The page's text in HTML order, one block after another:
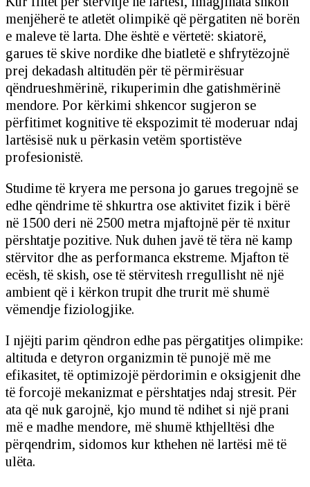
menjëherë te atletët olimpikë që përgatiten në borën
e maleve të larta. Dhe është e vërtetë: skiatorë,
garues të skive nordike dhe biatletë e shfrytëzojnë
prej dekadash altitudën për të përmirësuar
qëndrueshmërinë, rikuperimin dhe gatishmërinë
mendore. Por kërkimi shkencor sugjeron se
përfitimet kognitive të ekspozimit të moderuar ndaj
lartësisë nuk u përkasin vetëm sportistëve
profesionistë.
Studime të kryera me persona jo garues tregojnë se
edhe qëndrime të shkurtra ose aktivitet fizik i bërë
në 1500 deri në 2500 metra mjaftojnë për të nxitur
përshtatje pozitive. Nuk duhen javë të tëra në kamp
stërvitor dhe as performanca ekstreme. Mjafton të
ecësh, të skish, ose të stërvitesh rregullisht në një
ambient që i kërkon trupit dhe trurit më shumë
vëmendje fiziologjike.
I njëjti parim qëndron edhe pas përgatitjes olimpike:
altituda e detyron organizmin të punojë më me
efikasitet, të optimizojë përdorimin e oksigjenit dhe
të forcojë mekanizmat e përshtatjes ndaj stresit. Për
ata që nuk garojnë, kjo mund të ndihet si një prani
më e madhe mendore, më shumë kthjelltësi dhe
përqendrim, sidomos kur kthehen në lartësi më të
ulëta.